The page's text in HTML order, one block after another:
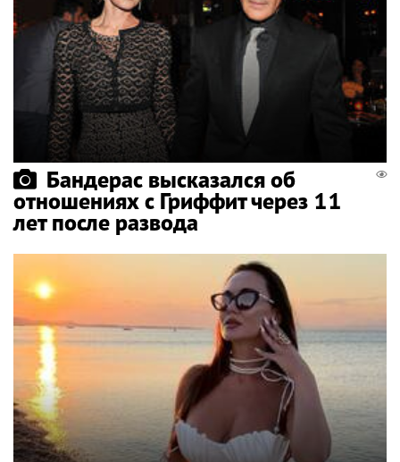
Бандерас высказался об
отношениях с Гриффит через 11
лет после развода